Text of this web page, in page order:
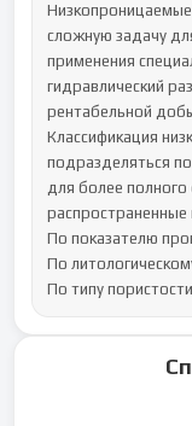
сложную задачу
применения
гидравлический
рентабельной
Классификация
подразделяться
для более
По показателю
По
По типу